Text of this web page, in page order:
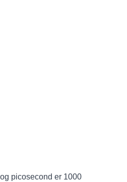
picosecond er 1000